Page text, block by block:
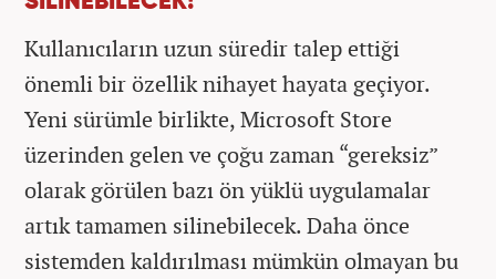
Kullanıcıların uzun süredir talep ettiği
önemli bir özellik nihayet hayata geçiyor.
Yeni sürümle birlikte, Microsoft Store
üzerinden gelen ve çoğu zaman “gereksiz”
olarak görülen bazı ön yüklü uygulamalar
artık tamamen silinebilecek. Daha önce
sistemden kaldırılması mümkün olmayan bu